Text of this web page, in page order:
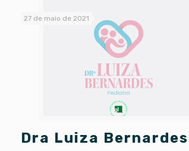
27 de maio de 2021
Dra Luiza Bernardes